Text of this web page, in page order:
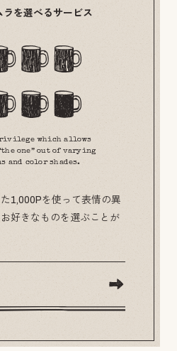
ラを選べるサービス
which allows
one” out of varying
and color shades.
1,000Pを使って表情の異
好きなものを選ぶことが